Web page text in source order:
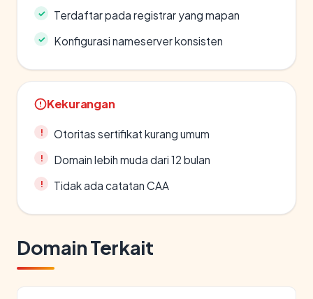
Terdaftar pada registrar yang mapan
Konfigurasi nameserver konsisten
Kekurangan
Otoritas sertifikat kurang umum
Domain lebih muda dari 12 bulan
Tidak ada catatan CAA
Domain Terkait